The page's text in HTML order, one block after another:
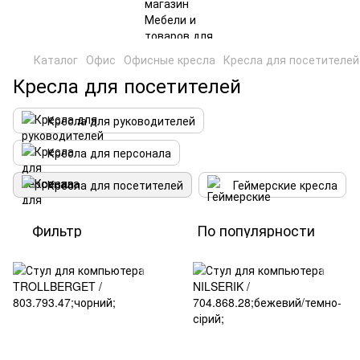
Каталог Офис Офисные кресла Кресла для посетителей
Кресла для посетителей
Кресла для руководителей
Кресла для персонала
Кресла для посетителей
Геймерские кресла
Фильтр По популярности